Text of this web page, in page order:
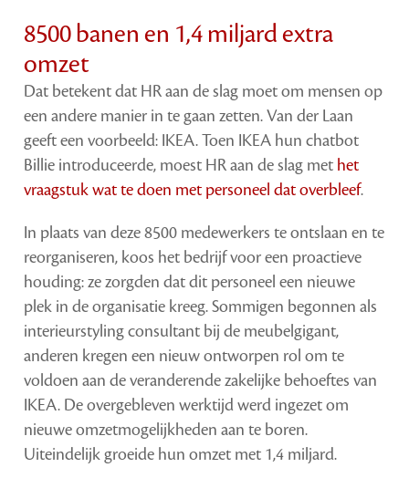
8500 banen en 1,4 miljard extra
omzet
Dat betekent dat HR aan de slag moet om mensen op
een andere manier in te gaan zetten. Van der Laan
geeft een voorbeeld: IKEA. Toen IKEA hun chatbot
Billie introduceerde, moest HR aan de slag met het
vraagstuk wat te doen met personeel dat overbleef.
In plaats van deze 8500 medewerkers te ontslaan en te
reorganiseren, koos het bedrijf voor een proactieve
houding: ze zorgden dat dit personeel een nieuwe
plek in de organisatie kreeg. Sommigen begonnen als
interieurstyling consultant bij de meubelgigant,
anderen kregen een nieuw ontworpen rol om te
voldoen aan de veranderende zakelijke behoeftes van
IKEA. De overgebleven werktijd werd ingezet om
nieuwe omzetmogelijkheden aan te boren.
Uiteindelijk groeide hun omzet met 1,4 miljard.